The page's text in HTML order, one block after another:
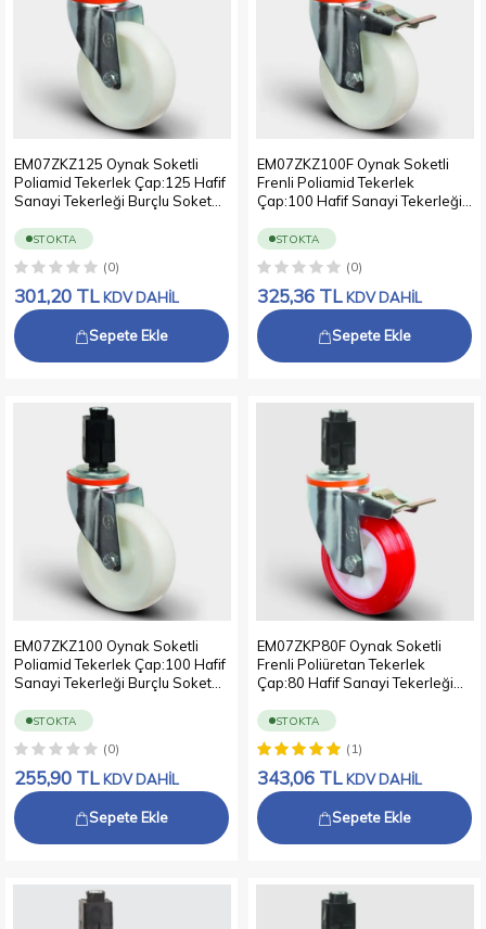
EM07ZKZ125 Oynak Soketli
Poliamid Tekerlek Çap:125 Hafif
Sanayi Tekerleği Burçlu Soket
STOKTA
(0)
301,20 TL KDV DAHİL
Sepete Ekle
EM07ZKZ100F Oynak Soketli
Frenli Poliamid Tekerlek
Çap:100 Hafif Sanayi Tekerleği
STOKTA
(0)
325,36 TL KDV DAHİL
Sepete Ekle
EM07ZKZ100 Oynak Soketli
Poliamid Tekerlek Çap:100 Hafif
Sanayi Tekerleği Burçlu Soket
STOKTA
(0)
255,90 TL KDV DAHİL
Sepete Ekle
EM07ZKP80F Oynak Soketli
Frenli Poliüretan Tekerlek
Çap:80 Hafif Sanayi Tekerleği
Poliamid Üzeri Poliüretan Kaplı
Kırmızı Teker
STOKTA
(1)
343,06 TL KDV DAHİL
Sepete Ekle